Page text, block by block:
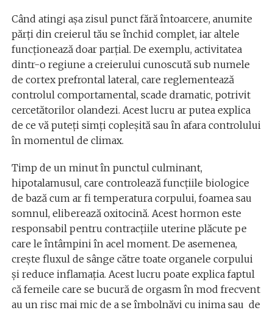
Când atingi așa zisul punct fără întoarcere, anumite
părți din creierul tău se închid complet, iar altele
funcționează doar parțial. De exemplu, activitatea
dintr-o regiune a creierului cunoscută sub numele
de cortex prefrontal lateral, care reglementează
controlul comportamental, scade dramatic, potrivit
cercetătorilor olandezi. Acest lucru ar putea explica
de ce vă puteți simți copleșită sau în afara controlului
în momentul de climax.
Timp de un minut în punctul culminant,
hipotalamusul, care controlează funcțiile biologice
de bază cum ar fi temperatura corpului, foamea sau
somnul, eliberează oxitocină. Acest hormon este
responsabil pentru contracțiile uterine plăcute pe
care le întâmpini în acel moment. De asemenea,
crește fluxul de sânge către toate organele corpului
și reduce inflamația. Acest lucru poate explica faptul
că femeile care se bucură de orgasm în mod frecvent
au un risc mai mic de a se îmbolnăvi cu inima sau de